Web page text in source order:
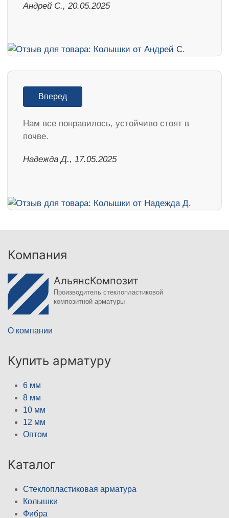
Андрей С., 20.05.2025
Вперед
Нам все понравилось, устойчиво стоят в
почве.
Надежда Д., 17.05.2025
Компания
АльянсКомпозит
Производитель стеклопластиковой
композитной арматуры
О компании
Купить арматуру
6 мм
8 мм
10 мм
12 мм
Оптом
Каталог
Стеклопластиковая арматура
Колышки
Фибра